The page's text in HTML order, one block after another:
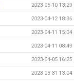
2023-05-10 13:29
2023-04-12 18:36
2023-04-11 15:04
2023-04-11 08:49
2023-04-05 16:25
2023-03-31 13:04